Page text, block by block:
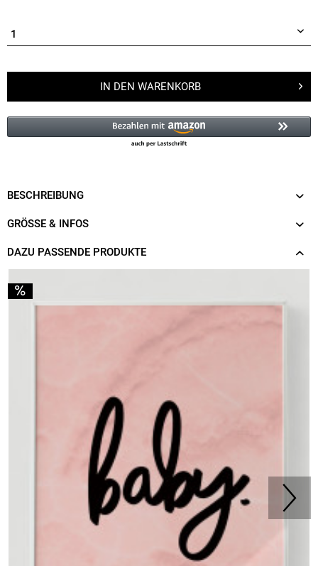
IN DEN WARENKORB
BESCHREIBUNG
GRÖSSE & INFOS
DAZU PASSENDE PRODUKTE